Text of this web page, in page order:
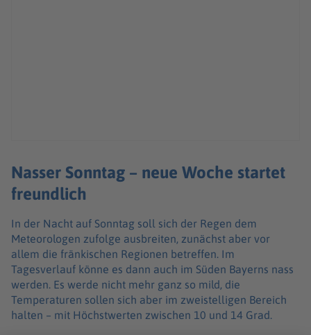
Nasser Sonntag – neue Woche startet
freundlich
In der Nacht auf Sonntag soll sich der Regen dem
Meteorologen zufolge ausbreiten, zunächst aber vor
allem die fränkischen Regionen betreffen. Im
Tagesverlauf könne es dann auch im Süden Bayerns nass
werden. Es werde nicht mehr ganz so mild, die
Temperaturen sollen sich aber im zweistelligen Bereich
halten – mit Höchstwerten zwischen 10 und 14 Grad.